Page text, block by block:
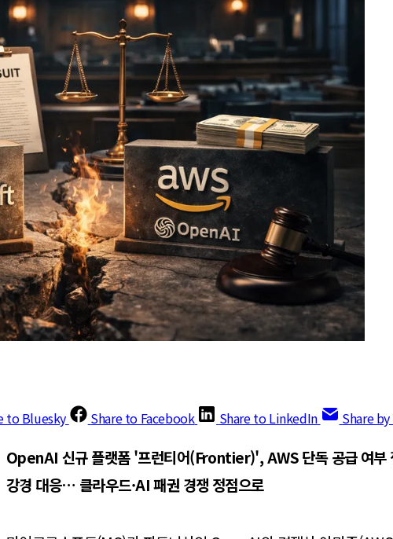
to Bluesky Share to Facebook Share to LinkedIn Share
OpenAI 신규 플랫폼 '프런티어(Frontier)', AWS 단독 공급 여부
강경 대응… 클라우드·AI 패권 경쟁 정점으로